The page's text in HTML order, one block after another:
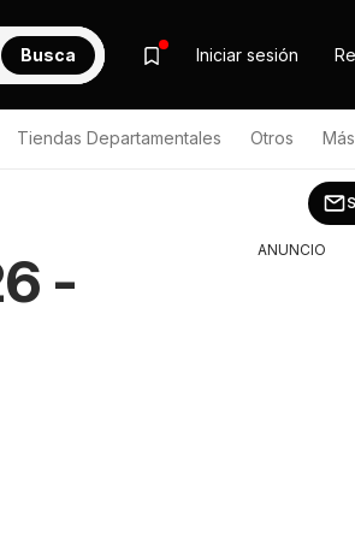
Busca Iniciar sesión
Tiendas Departamentales Otros Más
-
ANUNCIO